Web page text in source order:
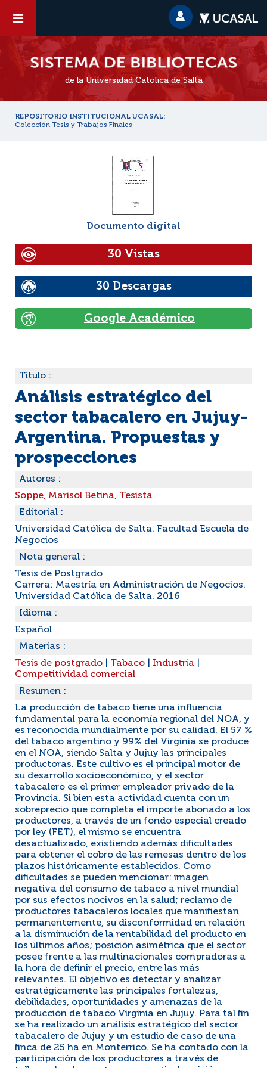
de la Universidad Católica de Salta
REPOSITORIO INSTITUCIONAL UCASAL:
Colección Tesis y Trabajos Finales
Documento digital
30 Vistas
30 Descargas
Google Académico
Título :
Análisis estratégico del
sector tabacalero en Jujuy-
Argentina. Propuestas y
prospecciones
Autores :
Soppe, Marisol Betina, Tesista
Editorial :
Universidad Católica de Salta. Facultad Escuela de
Negocios
Nota general :
Tesis de Postgrado
Carrera: Maestría en Administración de Negocios.
Universidad Católica de Salta. 2016
Idioma :
Español
Materias :
Tesis de postgrado
Tabaco Industria
Competitividad comercial
Resumen :
La producción de tabaco tiene una influencia
fundamental para la economía regional del NOA, y
es reconocida mundialmente por su calidad. El 57 %
del tabaco argentino y 99% del Virginia se produce
en el NOA, siendo Salta y Jujuy las principales
productoras. Este cultivo es el principal motor de
su desarrollo socioeconómico, y el sector
tabacalero es el primer empleador privado de la
Provincia. Si bien esta actividad cuenta con un
sobreprecio que completa el importe abonado a los
productores, a través de un fondo especial creado
por ley (FET), el mismo se encuentra
desactualizado, existiendo además dificultades
para obtener el cobro de las remesas dentro de los
plazos históricamente establecidos. Como
dificultades se pueden mencionar: imagen
negativa del consumo de tabaco a nivel mundial
por sus efectos nocivos en la salud; reclamo de
productores tabacaleros locales que manifiestan
permanentemente, su disconformidad en relación
a la disminución de la rentabilidad del producto en
los últimos años; posición asimétrica que el sector
posee frente a las multinacionales compradoras a
la hora de definir el precio, entre las más
relevantes. El objetivo es detectar y analizar
estratégicamente las principales fortalezas,
debilidades, oportunidades y amenazas de la
producción de tabaco Virginia en Jujuy. Para tal fin
se ha realizado un análisis estratégico del sector
tabacalero de Jujuy y un estudio de caso de una
finca de 25 ha en Monterrico. Se ha contado con la
participación de los productores a través de